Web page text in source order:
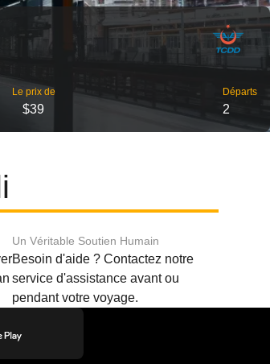
Le prix de
$39
Départs
2
Un Véritable Soutien Humain
Besoin d'aide ? Contactez notre
service d'assistance avant ou
pendant votre voyage.